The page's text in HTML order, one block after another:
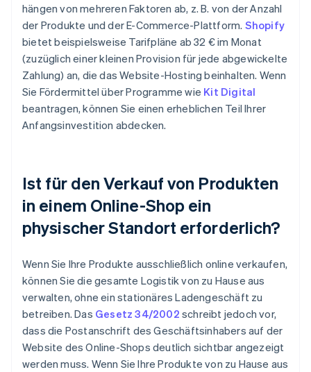
hängen von mehreren Faktoren ab, z. B. von der Anzahl
der Produkte und der E-Commerce-Plattform. Shopify
bietet beispielsweise Tarifpläne ab 32 € im Monat
(zuzüglich einer kleinen Provision für jede abgewickelte
Zahlung) an, die das Website-Hosting beinhalten. Wenn
Sie Fördermittel über Programme wie Kit Digital
beantragen, können Sie einen erheblichen Teil Ihrer
Anfangsinvestition abdecken.
Ist für den Verkauf von Produkten
in einem Online-Shop ein
physischer Standort erforderlich?
Wenn Sie Ihre Produkte ausschließlich online verkaufen,
können Sie die gesamte Logistik von zu Hause aus
verwalten, ohne ein stationäres Ladengeschäft zu
betreiben. Das Gesetz 34/2002 schreibt jedoch vor,
dass die Postanschrift des Geschäftsinhabers auf der
Website des Online-Shops deutlich sichtbar angezeigt
werden muss. Wenn Sie Ihre Produkte von zu Hause aus